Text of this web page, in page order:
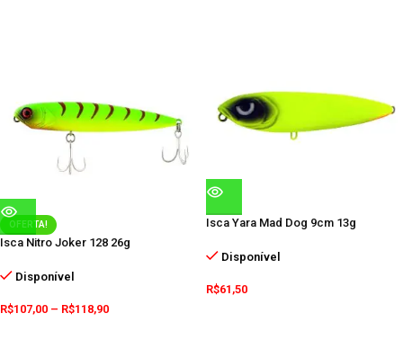
OFERTA!
Isca Nitro Joker 128 26g
Disponível
R$107,00 – R$118,90
Isca Yara Mad Dog 9cm 13g
Disponível
R$61,50